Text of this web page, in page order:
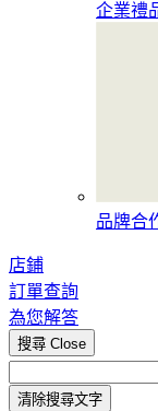
企業禮
品牌合
店鋪
訂單查詢
為您解答
搜尋 Close
清除搜尋文字